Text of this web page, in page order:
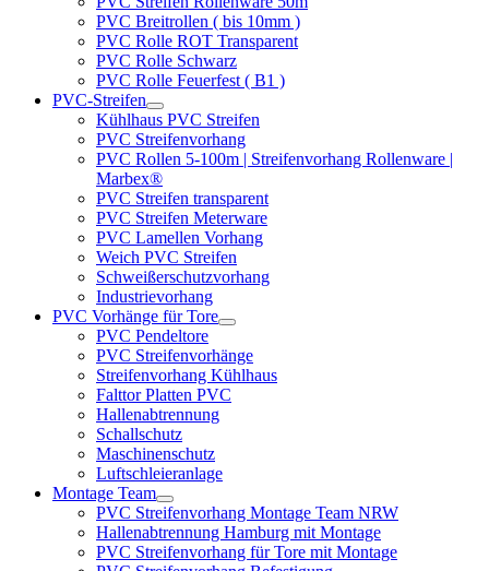
PVC Breitrollen ( bis 10mm )
PVC Rolle ROT Transparent
PVC Rolle Schwarz
PVC Rolle Feuerfest ( B1 )
PVC-Streifen
Kühlhaus PVC Streifen
PVC Streifenvorhang
PVC Rollen 5-100m | Streifenvorhang Rollenware |
Marbex®
PVC Streifen transparent
PVC Streifen Meterware
PVC Lamellen Vorhang
Weich PVC Streifen
Schweißerschutzvorhang
Industrievorhang
PVC Vorhänge für Tore
PVC Pendeltore
PVC Streifenvorhänge
Streifenvorhang Kühlhaus
Falttor Platten PVC
Hallenabtrennung
Schallschutz
Maschinenschutz
Luftschleieranlage
Montage Team
PVC Streifenvorhang Montage Team NRW
Hallenabtrennung Hamburg mit Montage
PVC Streifenvorhang für Tore mit Montage